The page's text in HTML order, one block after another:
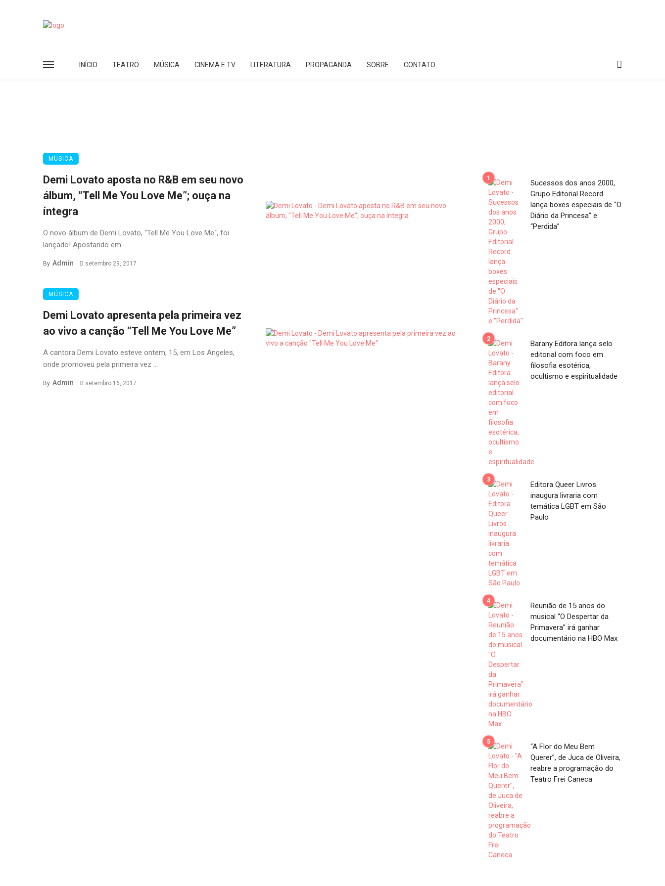
INÍCIO TEATRO MÚSICA CINEMA E TV LITERATURA PROPAGANDA SOBRE CONTATO
MÚSICA
Demi Lovato aposta no R&B em seu novo
álbum, “Tell Me You Love Me”; ouça na
íntegra
O novo álbum de Demi Lovato, “Tell Me You Love Me“, foi
lançado! Apostando em ...
By Admin setembro 29, 2017
MÚSICA
Demi Lovato apresenta pela primeira vez
ao vivo a canção “Tell Me You Love Me”
A cantora Demi Lovato esteve ontem, 15, em Los Angeles,
onde promoveu pela primeira vez ...
By Admin setembro 16, 2017
Sucessos dos anos 2000,
Grupo Editorial Record
lança boxes especiais de “O
Diário da Princesa” e
“Perdida”
Barany Editora lança selo
editorial com foco em
filosofia esotérica,
ocultismo e espiritualidade
Editora Queer Livros
inaugura livraria com
temática LGBT em São
Paulo
Reunião de 15 anos do
musical “O Despertar da
Primavera” irá ganhar
documentário na HBO Max
“A Flor do Meu Bem
Querer”, de Juca de Oliveira,
reabre a programação do
Teatro Frei Caneca